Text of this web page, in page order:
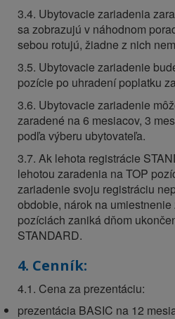
3.4. Ubytovacie zariadenia
sa zobrazujú v náhodnom
sebou rotujú, žiadne z nich
3.5. Ubytovacie zariadenie
pozície po uhradení poplatku
3.6. Ubytovacie zariadenie
zaradené na 6 mesiacov, 3
podľa výberu ubytovateľa.
3.7. Ak lehota registrácie
lehotou zaradenia na TOP
zariadenie svoju registráciu
obdobie, nárok na
pozíciách zaniká dňom
STANDARD.
4. Cenník:
4.1. Cena za prezentáciu:
prezentácia BASIC na 12